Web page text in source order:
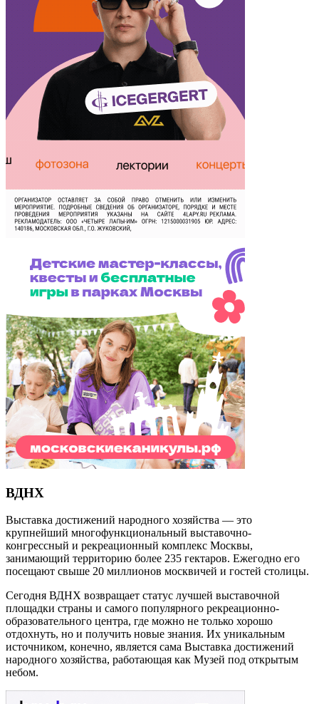
ВДНХ
Выставка достижений народного хозяйства — это
крупнейший многофункциональный выставочно-
конгрессный и рекреационный комплекс Москвы,
занимающий территорию более 235 гектаров. Ежегодно его
посещают свыше 20 миллионов москвичей и гостей столицы.
Сегодня ВДНХ возвращает статус лучшей выставочной
площадки страны и самого популярного рекреационно-
образовательного центра, где можно не только хорошо
отдохнуть, но и получить новые знания. Их уникальным
источником, конечно, является сама Выставка достижений
народного хозяйства, работающая как Музей под открытым
небом.